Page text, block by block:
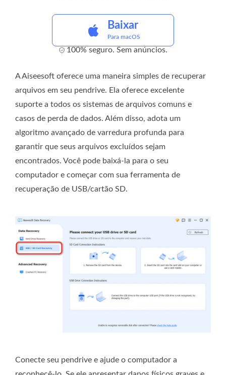
Baixar
Para macOS
100% seguro. Sem anúncios.
A Aiseesoft oferece uma maneira simples de recuperar
arquivos em seu pendrive. Ela oferece excelente
suporte a todos os sistemas de arquivos comuns e
casos de perda de dados. Além disso, adota um
algoritmo avançado de varredura profunda para
garantir que seus arquivos excluídos sejam
encontrados. Você pode baixá-la para o seu
computador e começar com sua ferramenta de
recuperação de USB/cartão SD.
Conecte seu pendrive e ajude o computador a